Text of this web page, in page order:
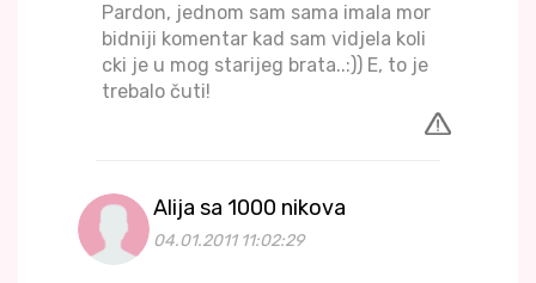
Pardon, jednom sam sama imala mor
bidniji komentar kad sam vidjela koli
cki je u mog starijeg brata..:)) E, to je
trebalo čuti!
Alija sa 1000 nikova
04.01.2011 11:02:29